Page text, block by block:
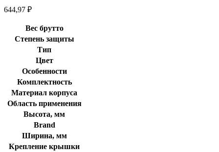
644,97 ₽
Вес брутто
Степень защиты
Тип
Цвет
Особенности
Комплектность
Материал корпуса
Область применения
Высота, мм
Brand
Ширина, мм
Крепление крышки